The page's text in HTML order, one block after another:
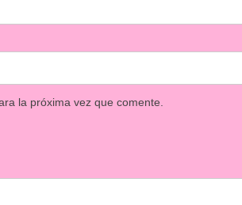
la próxima vez que comente.